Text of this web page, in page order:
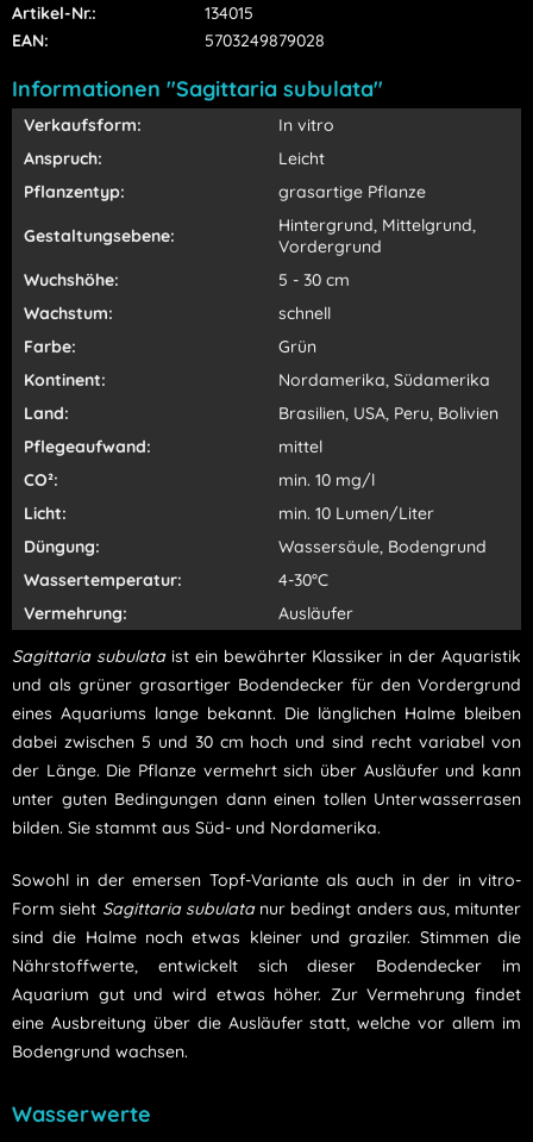
Artikel-Nr.:
134015
EAN:
5703249879028
Informationen "Sagittaria subulata"
Verkaufsform:
In vitro
Anspruch:
Leicht
Pflanzentyp:
grasartige Pflanze
Gestaltungsebene:
Hintergrund, Mittelgrund,
Vordergrund
Wuchshöhe:
5 - 30 cm
Wachstum:
schnell
Farbe:
Grün
Kontinent:
Nordamerika, Südamerika
Land:
Brasilien, USA, Peru, Bolivien
Pflegeaufwand:
mittel
CO²:
min. 10 mg/l
Licht:
min. 10 Lumen/Liter
Düngung:
Wassersäule, Bodengrund
Wassertemperatur:
4-30°C
Vermehrung:
Ausläufer
Sagittaria subulataist ein bewährter Klassiker in der Aquaristik
und als grüner grasartiger Bodendecker für den Vordergrund
eines Aquariums lange bekannt. Die länglichen Halme bleiben
dabei zwischen 5 und 30 cm hoch und sind recht variabel von
der Länge. Die Pflanze vermehrt sich über Ausläufer und kann
unter guten Bedingungen dann einen tollen Unterwasserrasen
bilden. Sie stammt aus Süd- und Nordamerika.
Sowohl in der emersen Topf-Variante als auch in der in vitro-
Form sieht Sagittaria subulatanur bedingt anders aus, mitunter
sind die Halme noch etwas kleiner und graziler. Stimmen die
Nährstoffwerte, entwickelt sich dieser Bodendecker im
Aquarium gut und wird etwas höher. Zur Vermehrung findet
eine Ausbreitung über die Ausläufer statt, welche vor allem im
Bodengrund wachsen.
Wasserwerte